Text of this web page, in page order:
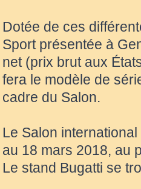
Dotée de ces
Sport présentée à
net (prix brut aux
fera le modèle de
cadre du Salon.
Le Salon
au 18 mars 2018, au
Le stand Bugatti se